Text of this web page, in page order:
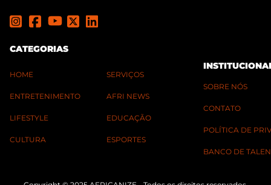
CATEGORIAS
HOME
ENTRETENIMENTO
LIFESTYLE
CULTURA
SERVIÇOS
AFRI NEWS
EDUCAÇÃO
ESPORTES
SOBRE NÓS
CONTATO
POLÍTICA DE
BANCO DE